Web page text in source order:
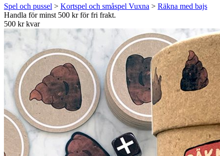
Spel och pussel > Kortspel och småspel Vuxna > Räkna med bajs
Handla för minst 500 kr för fri frakt.
500 kr kvar